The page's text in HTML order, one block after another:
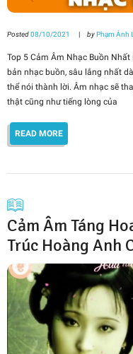
Posted08/10/2021 byPhạm Ánh
Top 5 Cảm Âm Nhạc Buồn
bản nhạc buồn, sâu lắng nhất
thể nói thành lời. Âm nhạc sẽ
thật cũng như tiếng lòng của
READ MORE
Cảm Âm Táng
Trúc Hoàng Anh